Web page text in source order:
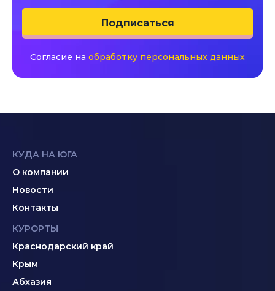
Подписаться
Согласие на обработку персональных данных
КУДА НА ЮГА
О компании
Новости
Контакты
КУРОРТЫ
Краснодарский край
Крым
Абхазия